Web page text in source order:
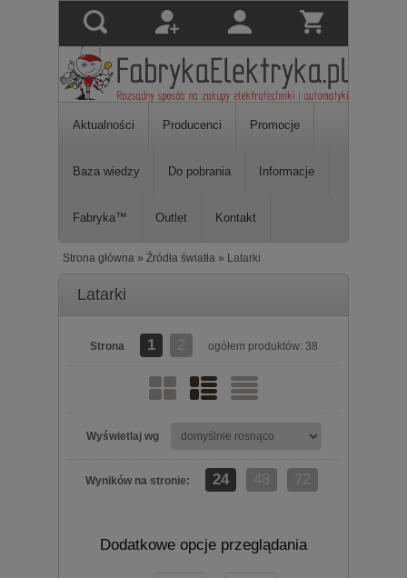
Aktualności Producenci Promocje
Baza wiedzy Do pobrania Informacje
Fabryka™ Outlet Kontakt
Strona główna » Źródła światła » Latarki
Latarki
Strona 1 ogółem produktów: 38
Wyświetlaj wg
Wyników na stronie: 24
Dodatkowe opcje przeglądania